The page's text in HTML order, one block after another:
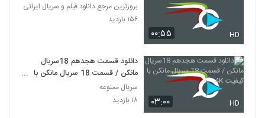
۰۰:۵۵ HD
بروزترین مرجع دانلود فیلم و سریال ایرانی
۱۵۶ بازدید
۰۳:۰۰ HD
دانلود قسمت هجدهم 18سریال
مانکن / قسمت 18 سریال مانکن با
کیفیت 4K
سریال ممنوعه
۱۸ بازدید